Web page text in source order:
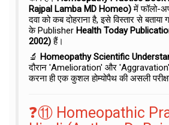
Rajpal Lamba MD Homeo)में फॉलो-
दवा को कब दोहराना है, इसे विस्तार से
के Publisher Health Today
2002)हैं।
🔬 Homeopathy Scientific
दौरान 'Amelioration' और 'Aggravation'
करना ही एक कुशल होम्योपैथ की असली
❓⑪ Homeopathic